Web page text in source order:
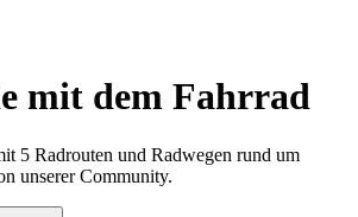
mit dem Fahrrad
5 Radrouten und Radwegen rund um
unserer Community.